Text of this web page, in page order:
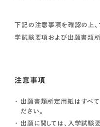
下記の注意事項を確認の上、
学試験要項および出願書類
注意事項
出願書類所定用紙はすべ
ださい。
出願に関しては、入学試験